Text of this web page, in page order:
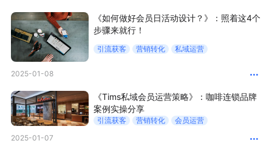
《如何做好会员日活动设计？》：照着这4个
步骤来就行！
引流获客 营销转化 私域运营
2025-01-08
《Tims私域会员运营策略》：咖啡连锁品牌
案例实操分享
引流获客 营销转化
会员运营
2025-01-07